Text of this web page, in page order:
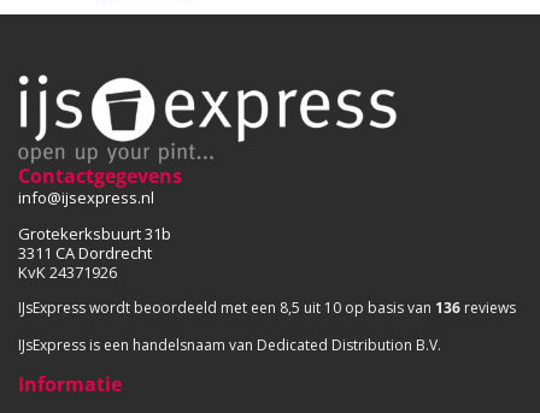
Contactgegevens
info@ijsexpress.nl
Grotekerksbuurt 31b
3311 CA Dordrecht
KvK 24371926
IJsExpress wordt beoordeeld met een 8,5 uit 10 op basis van 136 reviews
IJsExpress is een handelsnaam van Dedicated Distribution B.V.
Informatie